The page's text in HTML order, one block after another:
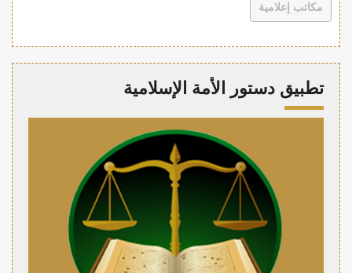
مكاتب إعلامية
تطبيق دستور الأمة الإسلامية